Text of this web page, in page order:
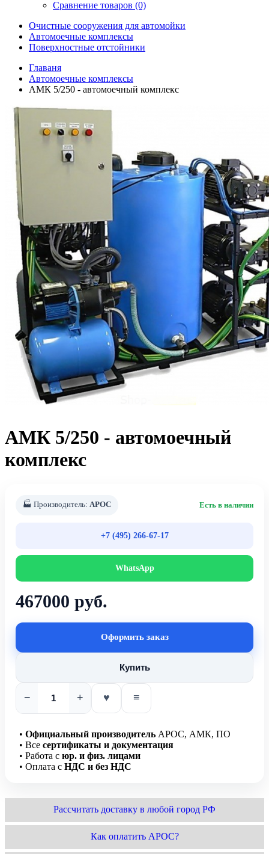
Сравнение товаров (0)
Очистные сооружения для автомойки
Автомоечные комплексы
Поверхностные отстойники
Главаня
Автомоечные комплексы
АМК 5/250 - автомоечный комплекс
АМК 5/250 - автомоечный
комплекс
🏭 Производитель: АРОС Есть в наличии
+7 (495) 266-67-17
WhatsApp
467000 руб.
Оформить заказ
Купить
− + ♥ ≡
• Официальный производитель АРОС, АМК, ПО
• Все сертификаты и документация
• Работа с юр. и физ. лицами
• Оплата с НДС и без НДС
Рассчитать доставку в любой город РФ
Как оплатить АРОС?